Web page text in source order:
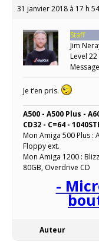
31 janvier 2018 à 17 h
Staff
Jim
Level 22
Je t’en pris.
A500 - A500 Plus -
CD32 - C=64 -
Mon Amiga 500 Plus :
Floppy ext.
Mon Amiga 1200 :
80GB, Overdrive CD
-
Auteur